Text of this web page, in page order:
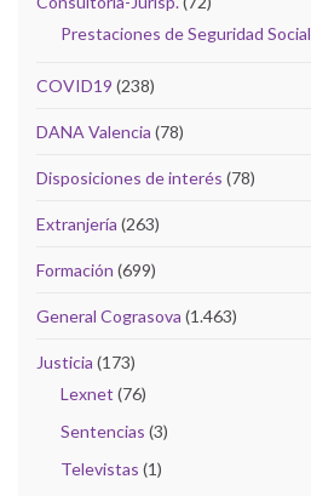
Prestaciones de Seguridad Social
COVID19 (238)
DANA Valencia (78)
Disposiciones de interés (78)
Extranjería (263)
Formación (699)
General Cograsova (1.463)
Justicia (173)
Lexnet (76)
Sentencias (3)
Televistas (1)